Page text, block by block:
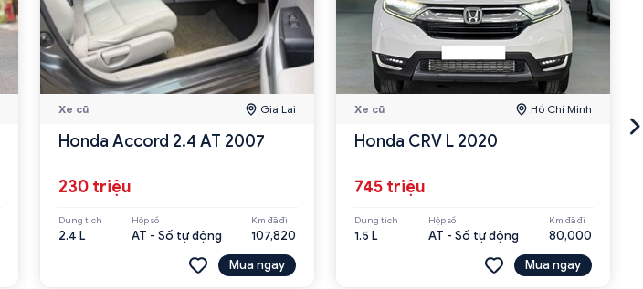
Xe cũ Gia Lai
Honda Accord 2.4 AT 2007
230 triệu
Dung tích
2.4 L
Hộp số
AT - Số tự động
Km đã đi
107,820
Mua ngay
Xe cũ Hồ Chí Minh
Honda CRV L 2020
745 triệu
Dung tích
1.5 L
Hộp số
AT - Số tự động
Km đã đi
80,000
Mua ngay